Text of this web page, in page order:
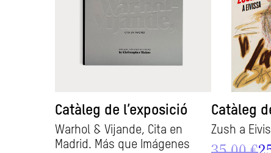
Catàleg de l’exposició
Warhol & Vijande, Cita en
Madrid. Más que Imágenes
Catàleg
Zush a